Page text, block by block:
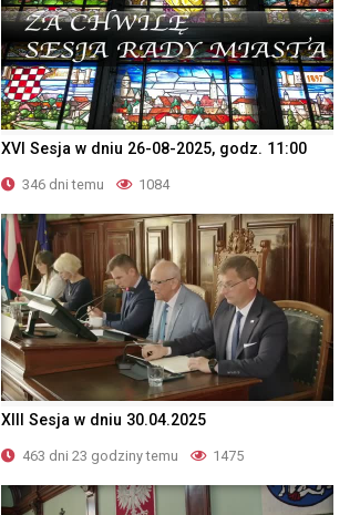
XVI Sesja w dniu 26-08-2025, godz. 11:00
346 dni temu 1084
XIII Sesja w dniu 30.04.2025
463 dni 23 godziny temu 1475